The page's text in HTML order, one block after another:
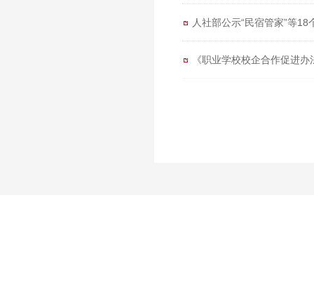
人社部公示“民宿管家”等18
《职业学校校企合作促进